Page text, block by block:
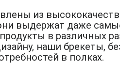
из
выдержат даже
в различных
наши брекеты,
в полках.